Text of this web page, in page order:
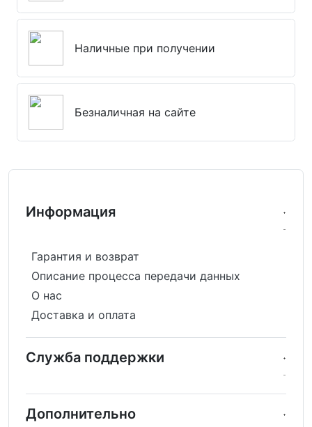
Наличные при получении
Безналичная на сайте
Информация
Гарантия и возврат
Описание процесса передачи данных
О нас
Доставка и оплата
Служба поддержки
Дополнительно